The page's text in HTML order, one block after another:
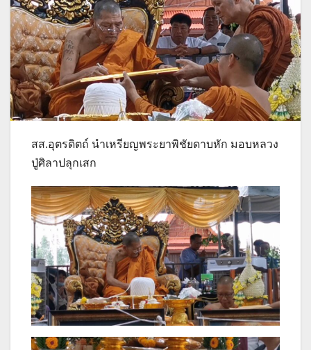
สส.อุตรดิตถ์ นำเหรียญพระยาพิชัยดาบหัก มอบหลวง
ปู่ศิลาปลุกเสก